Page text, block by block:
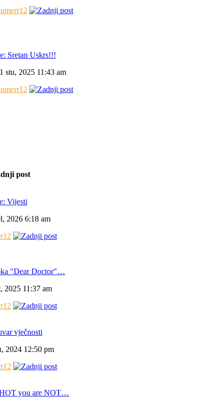
Sretan Uskrs!!!
stu, 2025 11:43 am
post
Vijesti
2026 6:18 am
"Dear Doctor"…
2025 11:37 am
vječnosti
2024 12:50 pm
you are NOT…